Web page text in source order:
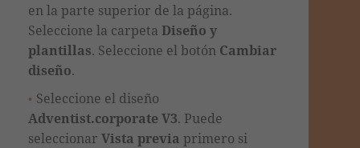
en la parte superior de la página.
Seleccione la carpeta Diseño y
plantillas. Seleccione el botón Cambiar
diseño.
Seleccione el diseño
Adventist.corporate V3. Puede
seleccionar Vista previa primero si